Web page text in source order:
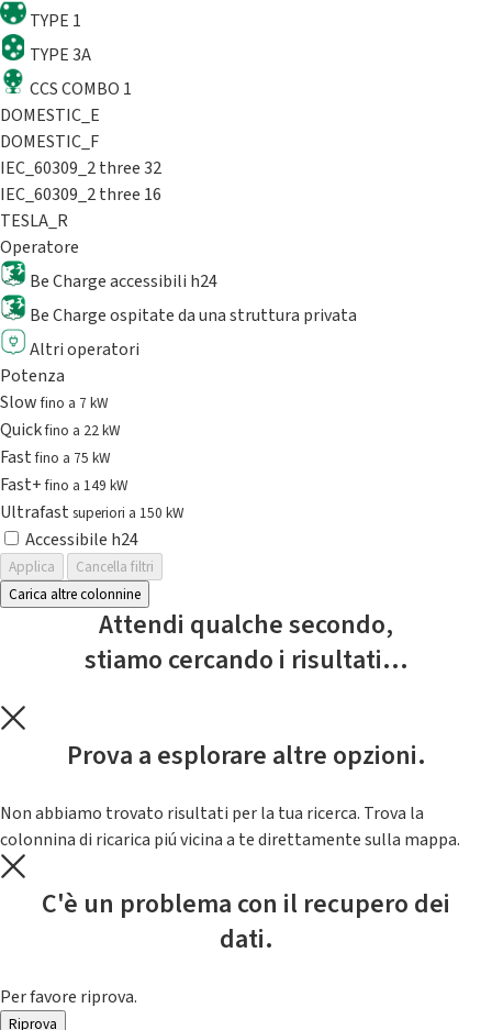
TYPE 1
TYPE 3A
CCS COMBO 1
DOMESTIC_E
DOMESTIC_F
IEC_60309_2 three 32
IEC_60309_2 three 16
TESLA_R
Operatore
Be Charge accessibili h24
Be Charge ospitate da una struttura privata
Altri operatori
Potenza
Slowfino a 7 kW
Quickfino a 22 kW
Fastfino a 75 kW
Fast+fino a 149 kW
Ultrafast superiori a 150 kW
Accessibile h24
Applica
Cancella filtri
Carica altre colonnine
Attendi qualche secondo,
stiamo cercando i risultati...
Prova a esplorare altre opzioni.
Non abbiamo trovato risultati per la tua ricerca. Trova la
colonnina di ricarica piú vicina a te direttamente sulla mappa.
C'è un problema con il recupero dei
dati.
Per favore riprova.
Riprova